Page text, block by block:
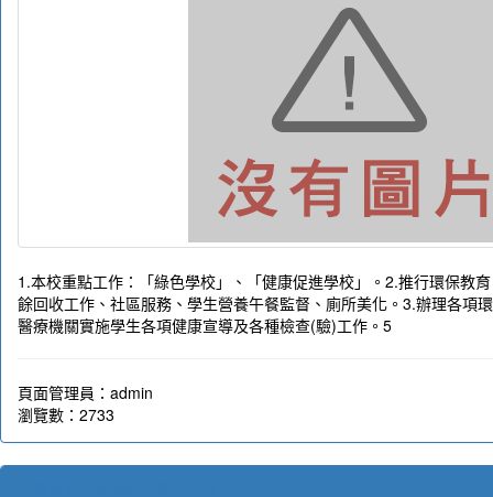
1.本校重點工作：「綠色學校」、「健康促進學校」。2.推行環保教
餘回收工作、社區服務、學生營養午餐監督、廁所美化。3.辦理各項
醫療機關實施學生各項健康宣導及各種檢查(驗)工作。5
頁面管理員：admin
瀏覽數：2733